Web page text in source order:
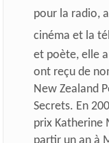
pour la radio,
cinéma et la
et poète, elle
ont reçu de
New Zealand
Secrets. En
prix Katherine